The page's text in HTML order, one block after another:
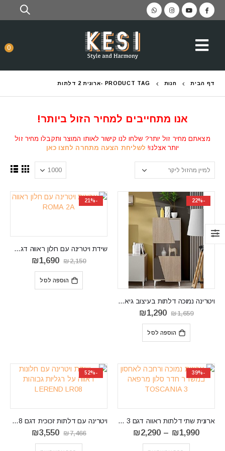
0
דף הבית חנות PRODUCT TAG - ארונית 2 דלתות
אנו מתחייבים למחיר הזול ביותר!
מצאתם מחיר זול יותר? שלחו לנו קישור לאותו המוצר ותקבלו מחיר זול
יותר אצלנו! לשליחת הצעה מתחרה לחצו כאן
-22%
ויטרינה נמוכה דלתות בעיצוב גיאומטרי דגם Viste V01
₪1,659
המחיר
המקורי
היה:
₪1,659.
₪1,290
הוספה לסל
-21%
שידת ויטרינה עם חלון ראווה דגם ROMA 2A
₪2,150
המחיר
המקורי
היה:
₪2,150.
₪1,690
הוספה לסל
-39%
ארונית שתי דלתות ראווה דגם TOSCANIA 3
₪1,990
–
₪2,290
-52%
ויטרינה עם דלתות זכוכית דגם LEREND LR08
₪7,466
המחיר
המקורי
₪3,550